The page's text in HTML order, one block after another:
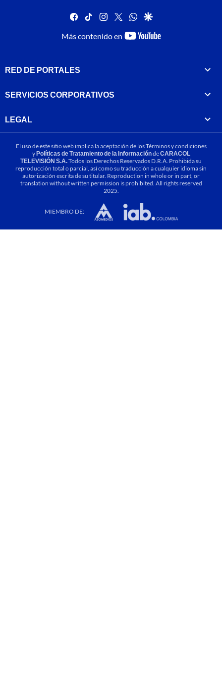
facebook
tiktok instagram
twitterwhatsapp
google
Más contenido en
youtube-
RED DE PORTALES
SERVICIOS CORPORATIVOS
LEGAL
El uso de este sitio web implica la aceptación de losTérminos y condiciones
yPolíticas de Tratamiento de la InformacióndeCARACOL
TELEVISIÓN S.A.Todos los Derechos Reservados D.R.A. Prohibida su
reproducción total o parcial, así como su traducción a cualquier idioma sin
autorización escrita de su titular. Reproduction in whole or in part, or
translation without written permission is prohibited. All rights reserved
2025.
MIEMBRO DE: